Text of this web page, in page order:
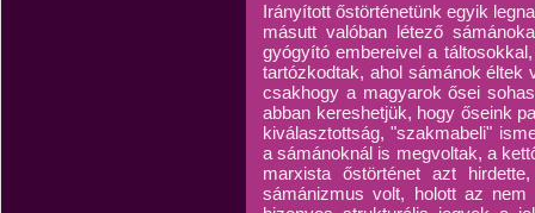
Irányított őstörténetünk egyik
másutt valóban létező
gyógyító embereivel a
tartózkodtak, ahol sámánok éltek
csakhogy a magyarok ősei
abban kereshetjük, hogy őseink
kiválasztottság, "szakmabeli"
a sámánoknál is megvoltak, a
marxista őstörténet azt
sámánizmus volt, holott az nem